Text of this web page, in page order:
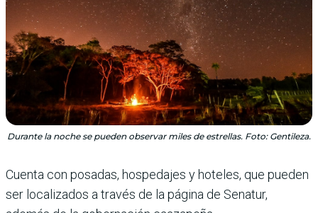
Durante la noche se pueden observar miles de estrellas. Foto: Gentileza.
Cuenta con posadas, hospedajes y hoteles, que pueden
ser localizados a través de la página de Senatur,